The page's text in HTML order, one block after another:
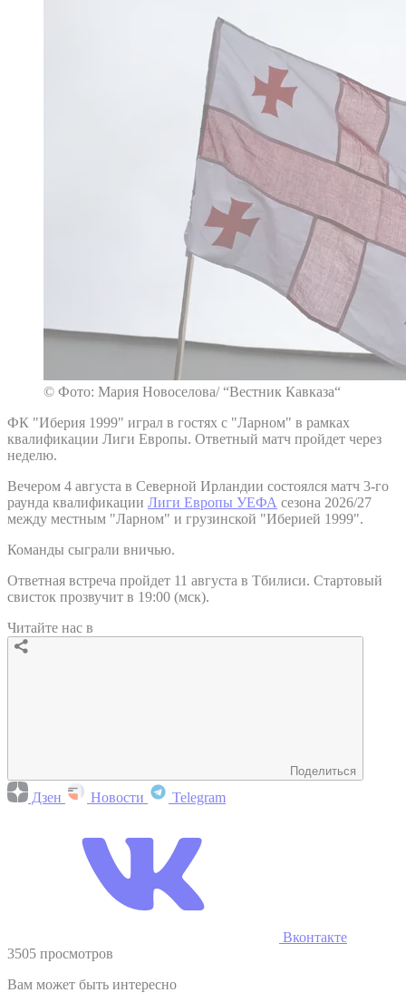
© Фото: Мария Новоселова/ “Вестник Кавказа“
ФК "Иберия 1999" играл в гостях с "Ларном" в рамках
квалификации Лиги Европы. Ответный матч пройдет через
неделю.
Вечером 4 августа в Северной Ирландии состоялся матч 3-го
раунда квалификации Лиги Европы УЕФА сезона 2026/27
между местным "Ларном" и грузинской "Иберией 1999".
Команды сыграли вничью.
Ответная встреча пройдет 11 августа в Тбилиси. Стартовый
свисток прозвучит в 19:00 (мск).
Читайте нас в
Поделиться
Дзен Новости Telegram
Вконтакте
3505 просмотров
Вам может быть интересно